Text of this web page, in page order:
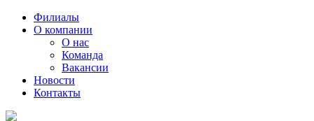
Филиалы
О компании
О нас
Команда
Вакансии
Новости
Контакты